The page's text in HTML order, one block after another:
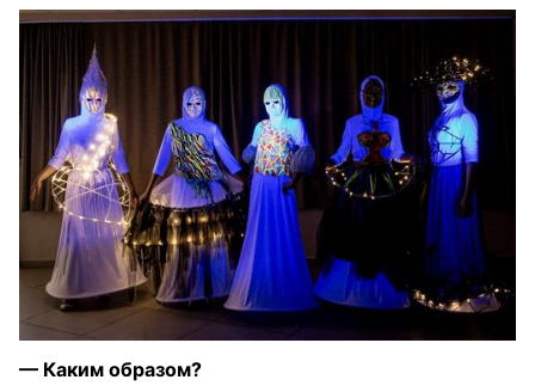
— Каким образом?